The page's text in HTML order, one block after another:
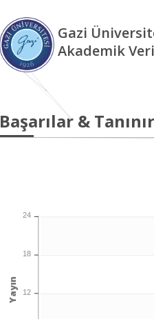
Gazi
Akademik
Başarılar &
24
18
12
Yayın